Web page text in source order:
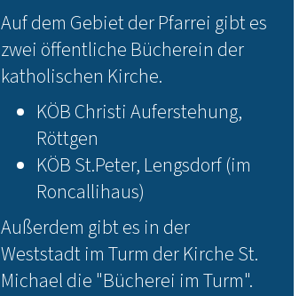
Auf dem Gebiet der Pfarrei gibt es
zwei öffentliche Bücherein der
katholischen Kirche.
KÖB Christi Auferstehung,
Röttgen
KÖB St.Peter, Lengsdorf (im
Roncallihaus)
Außerdem gibt es in der
Weststadt im Turm der Kirche St.
Michael die "Bücherei im Turm".